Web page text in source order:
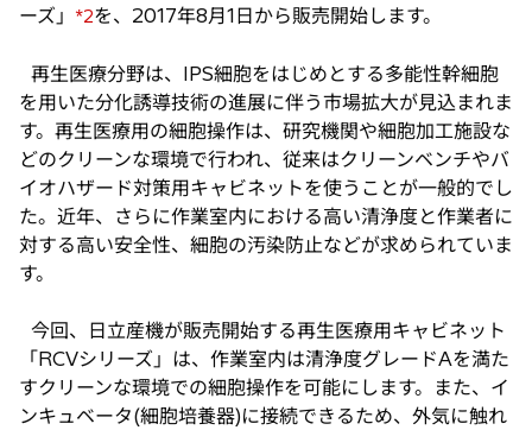
ーズ」
*2を、2017年8月1日から販売開始します。
再生医療分野は、IPS細胞をはじめとする多能性幹細胞
を用いた分化誘導技術の進展に伴う市場拡大が見込まれま
す。再生医療用の細胞操作は、研究機関や細胞加工施設な
どのクリーンな環境で行われ、従来はクリーンベンチやバ
イオハザード対策用キャビネットを使うことが一般的でし
た。近年、さらに作業室内における高い清浄度と作業者に
対する高い安全性、細胞の汚染防止などが求められていま
す。
今回、日立産機が販売開始する再生医療用キャビネット
「RCVシリーズ」は、作業室内は清浄度グレードAを満た
すクリーンな環境での細胞操作を可能にします。また、イ
ンキュベータ(細胞培養器)に接続できるため、外気に触れ